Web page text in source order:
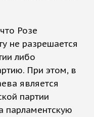
Розе
не разрешается
либо
При этом, в
является
партии
парламентскую